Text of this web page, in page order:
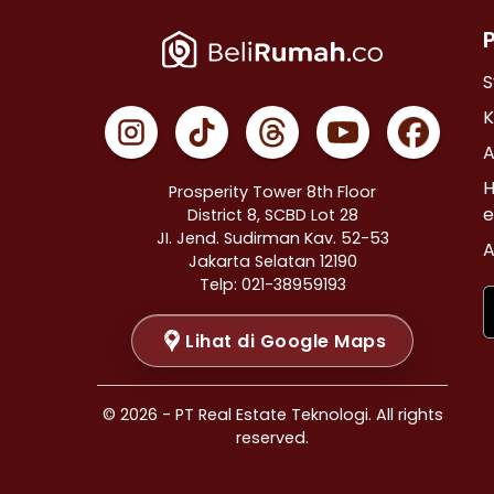
Properti Dijual di Johar Baru >
Properti Dijual di Menteng >
Properti Dijual di Tanah Abang >
Properti Dijual di Kramat >
Properti Dijual di Bendungan Hilir >
Properti Dijual di Jakarta Selatan >
Properti Dijual di Cilandak >
Properti Dijual di Gandaria Selatan >
Properti Dijual di Cipete Selatan >
Properti Dijual di Lenteng Agung >
Properti Dijual di Pondok Pinang >
Properti Dijual di Kebayoran Baru >
Properti Dijual di Mampang Prapatan >
Prosperity Tower 8th Floor
District 8, SCBD Lot 28
JI. Jend. Sudirman Kav. 52-53
Jakarta Selatan 12190
Telp: 021-38959193
Lihat di Google Maps
© 2026 - PT Real Estate Teknologi. All rights
reserved.